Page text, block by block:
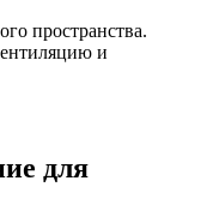
пространства.
и
для